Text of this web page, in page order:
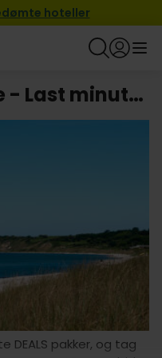
hoteller
Ferie i Fyn og øerne - Last minute DEALS tilbud på hotelophold
DEALS pakker, og tag